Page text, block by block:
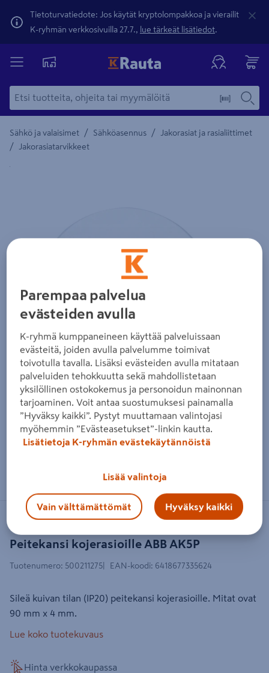
Tietoturvatiedote: Jos käytät kryptolompakkoa ja vierailit
K-ryhmän verkkosivuilla 27.7., lue tärkeät lisätiedot.
Sähkö ja valaisimet / Sähköasennus / Jakorasiat ja rasialiittimet
/ Jakorasiatarvikkeet
Yksityiskohtainen kuvaus löytyy Tuotteen kuvaus -
Peitekansi kojerasioille ABB AK5P
Tuotenumero: 500211275 EAN-koodi: 6418677335624
Sileä kuivan tilan (IP20) peitekansi kojerasioille. Mitat ovat
90 mm x 4 mm.
Lue koko tuotekuvaus
Hinta verkkokaupassa
Parempaa palvelua
evästeiden avulla
K-ryhmä kumppaneineen käyttää palveluissaan
evästeitä, joiden avulla palvelumme toimivat
toivotulla tavalla. Lisäksi evästeiden avulla mitataan
palveluiden tehokkuutta sekä mahdollistetaan
yksilöllinen ostokokemus ja personoidun mainonnan
tarjoaminen. Voit antaa suostumuksesi painamalla
”Hyväksy kaikki”. Pystyt muuttamaan valintojasi
myöhemmin ”Evästeasetukset”-linkin kautta.
Lisätietoja K-ryhmän evästekäytännöistä
Lisää valintoja
Vain välttämättömät Hyväksy kaikki